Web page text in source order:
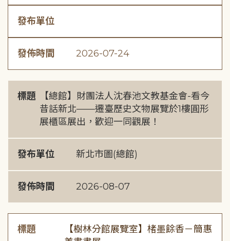
發布單位
發佈時間 2026-07-24
標題
【總館】財團法人沈春池文教基金會-看今
昔話新北——遷臺歷史文物展覽於1樓圓形
展櫃區展出，歡迎一同觀展！
發布單位 新北市圖(總館)
發佈時間 2026-08-07
標題
【樹林分館展覽室】楮墨餘香－簡惠